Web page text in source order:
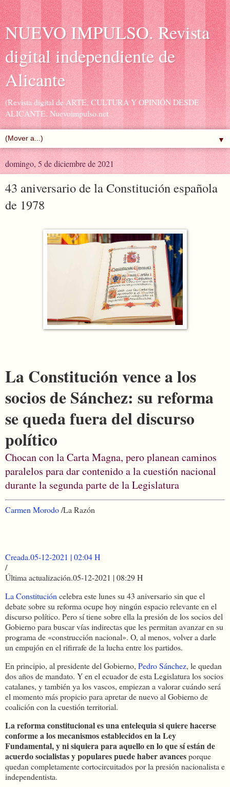
NUEVO IMPULSO. Revista
digital independiente de
Alicante
(Revista digital de ARTE, CULTURA Y OPINIÓN DESDE
ALICANTE. Nuevoimpulso.net
▼
domingo, 5 de diciembre de 2021
43 aniversario de la Constitución española
de 1978
La Constitución vence a los
socios de Sánchez: su reforma
se queda fuera del discurso
político
Chocan con la Carta Magna, pero planean caminos
paralelos para dar contenido a la cuestión nacional
durante la segunda parte de la Legislatura
Carmen Morodo/La Razón
Creada.05-12-2021 | 02:04 H
/
Última actualización.05-12-2021 | 08:29 H
La Constitución celebra este lunes su 43 aniversario sin que el
debate sobre su reforma ocupe hoy ningún espacio relevante en el
discurso político. Pero sí tiene sobre ella la presión de los socios del
Gobierno para buscar vías indirectas que les permitan avanzar en su
programa de «construcción nacional». O, al menos, volver a darle
un empujón en el rifirrafe de la lucha entre los partidos.
En principio, al presidente del Gobierno, Pedro Sánchez, le quedan
dos años de mandato. Y en el ecuador de esta Legislatura los socios
catalanes, y también ya los vascos, empiezan a valorar cuándo será
el momento más propicio para apretar de nuevo al Gobierno de
coalición con la cuestión territorial.
La reforma constitucional es una entelequia si quiere hacerse
conforme a los mecanismos establecidos en la Ley
Fundamental, y ni siquiera para aquello en lo que sí están de
acuerdo socialistas y populares puede haber avancesporque
quedan completamente cortocircuitados por la presión nacionalista e
independentista.